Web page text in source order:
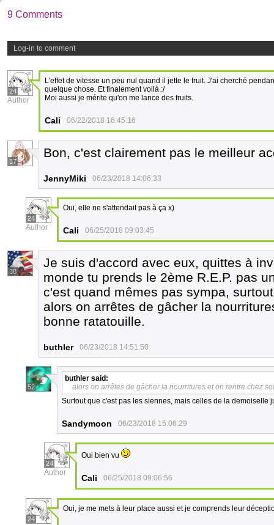
9 Comments
Log-in to comment
24
Author
L'effet de vitesse un peu nul quand il jette le fruit. J'ai cherché
quelque chose. Et finalement voilà :/
Moi aussi je mérite qu'on me lance des fruits.
Cali 06/22/2018 16:45:16
37
Bon, c'est clairement pas le meilleur
JennyMiki 06/23/2018 14:06:33
24
Author
Oui, elle ne s'attendait pas à ça x)
Cali 06/25/2018 09:03:45
38
Je suis d'accord avec eux, quittes à
monde tu prends le 2ème R.E.P. pas
c'est quand mêmes pas sympa,
alors on arrêtes de gâcher la
bonne ratatouille.
buthler 06/23/2018 14:51:50
52
buthler said:
alors on arrêtes de gâcher la nourritures et on rentre chez
Surtout que c'est pas les siennes, mais celles de la demoiselle
Sandymoon 06/23/2018 15:06:29
24
Author
Oui bien vu
Cali 06/25/2018 09:06:56
24
Oui, je me mets à leur place aussi et je comprends leur